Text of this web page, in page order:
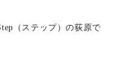
（ステップ）の荻原で